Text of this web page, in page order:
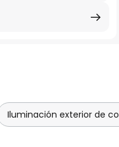
Iluminación exterior de